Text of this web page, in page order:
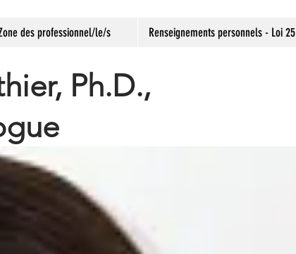
des professionnel/le/s Renseignements personnels - Loi 25
Ph.D.,